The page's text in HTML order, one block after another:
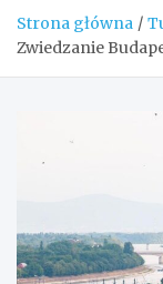
Strona główna
Zwiedzanie